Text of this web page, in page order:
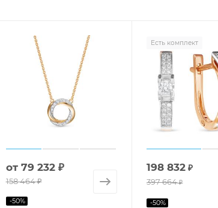
от 79 232 ₽
158 464 ₽
-50%
Есть комплект
198 832 ₽
397 664₽
-50%